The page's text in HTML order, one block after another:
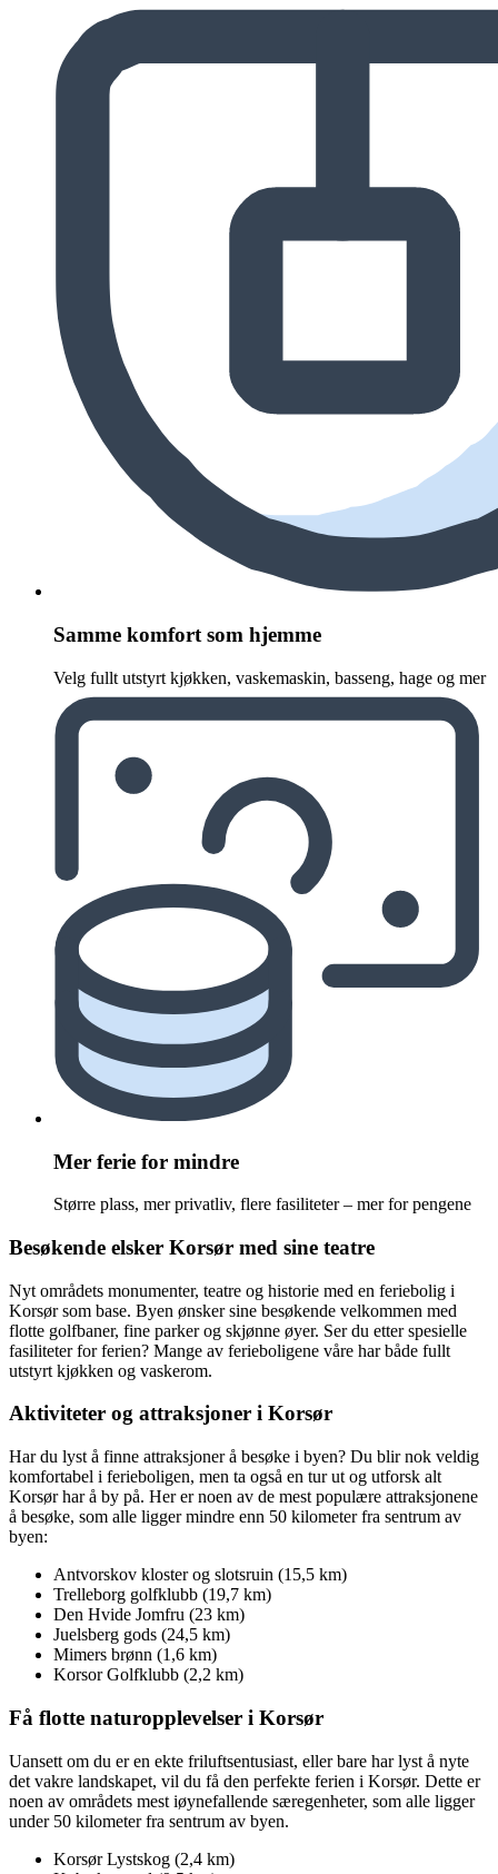
Samme komfort som hjemme
Velg fullt utstyrt kjøkken, vaskemaskin, basseng, hage og mer
Mer ferie for mindre
Større plass, mer privatliv, flere fasiliteter – mer for pengene
Besøkende elsker Korsør med sine teatre
Nyt områdets monumenter, teatre og historie med en feriebolig i
Korsør som base. Byen ønsker sine besøkende velkommen med
flotte golfbaner, fine parker og skjønne øyer. Ser du etter spesielle
fasiliteter for ferien? Mange av ferieboligene våre har både fullt
utstyrt kjøkken og vaskerom.
Aktiviteter og attraksjoner i Korsør
Har du lyst å finne attraksjoner å besøke i byen? Du blir nok veldig
komfortabel i ferieboligen, men ta også en tur ut og utforsk alt
Korsør har å by på. Her er noen av de mest populære attraksjonene
å besøke, som alle ligger mindre enn 50 kilometer fra sentrum av
byen:
Antvorskov kloster og slotsruin (15,5 km)
Trelleborg golfklubb (19,7 km)
Den Hvide Jomfru (23 km)
Juelsberg gods (24,5 km)
Mimers brønn (1,6 km)
Korsor Golfklubb (2,2 km)
Få flotte naturopplevelser i Korsør
Uansett om du er en ekte friluftsentusiast, eller bare har lyst å nyte
det vakre landskapet, vil du få den perfekte ferien i Korsør. Dette er
noen av områdets mest iøynefallende særegenheter, som alle ligger
under 50 kilometer fra sentrum av byen.
Korsør Lystskog (2,4 km)